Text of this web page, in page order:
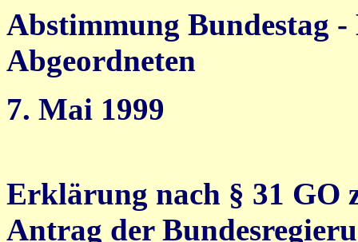
Abstimmung Bundestag
Abgeordneten
7. Mai 1999
Erklärung nach § 31 GO
Antrag der